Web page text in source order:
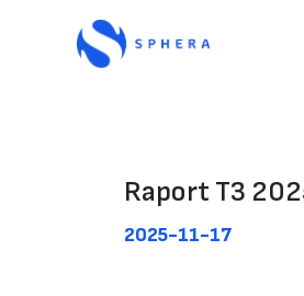
Raport T3
2025-11-17